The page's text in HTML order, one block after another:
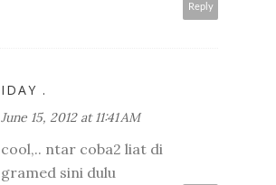
Reply
IDAY .
June 15, 2012 at 11:41 AM
cool,.. ntar coba2 liat di
gramed sini dulu